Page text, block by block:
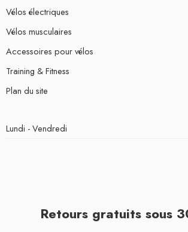
Vélos électriques
Vélos musculaires
Accessoires pour vélos
Training & Fitness
Plan du site
Lundi - Vendredi
Retours gratuits sous